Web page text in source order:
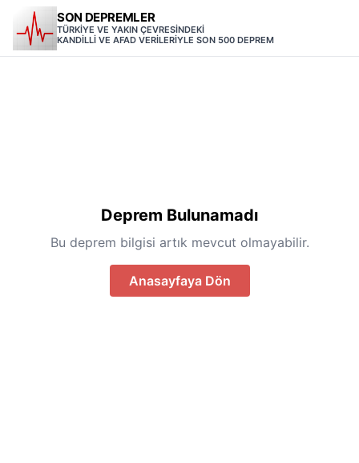
SON DEPREMLER
TÜRKİYE VE YAKIN ÇEVRESİNDEKİ
KANDİLLİ VE AFAD VERİLERİYLE SON 500 DEPREM
Deprem Bulunamadı
Bu deprem bilgisi artık mevcut olmayabilir.
Anasayfaya Dön